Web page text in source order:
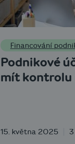
Financování
Podnikové
mít kontrolu
15. května 2025